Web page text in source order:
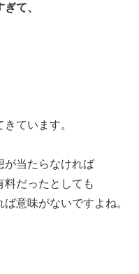
て、
ています。
が当たらなければ
料だったとしても
意味がないですよね。